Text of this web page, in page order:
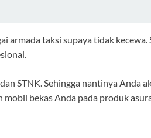
armada taksi supaya tidak kecewa.
STNK. Sehingga nantinya Anda
bekas Anda pada produk